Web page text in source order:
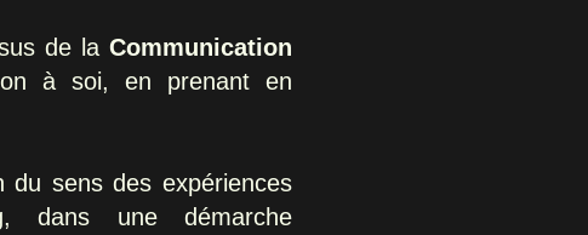
de la Communication
à soi, en prenant en
du sens des expériences
dans une démarche